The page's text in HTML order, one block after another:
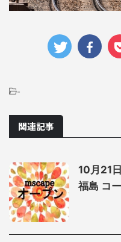
-
関連記事
10月21
福島 コ